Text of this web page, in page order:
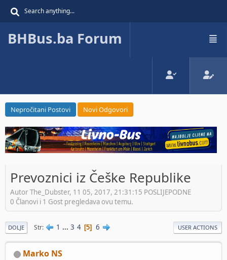
BHBus.ba Forum
Nepročitani Postovi Novi Odgovori
Prevoznici iz Češke Republike
Autor The_Dubster, 11 05, 2017, 21:31:15 POSLIJEPODNE
0 Članovi i 1 Gost pregledava ovu temu.
DOLJE Str 1 ... 3 4 5 6 USER ACTIONS
Marko NS